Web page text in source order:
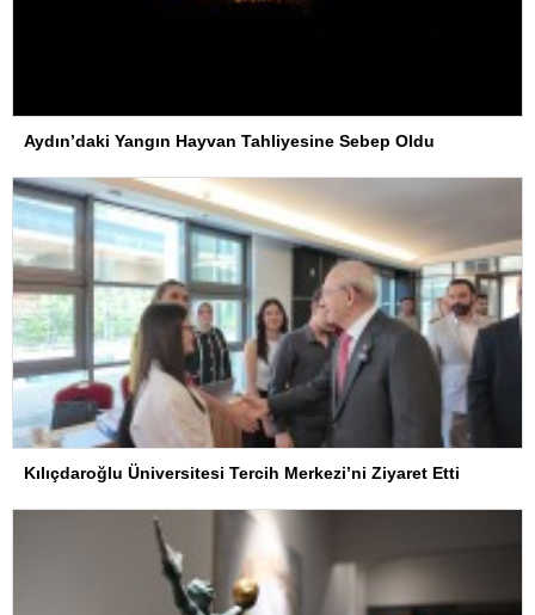
Aydın’daki Yangın Hayvan Tahliyesine Sebep Oldu
Kılıçdaroğlu Üniversitesi Tercih Merkezi’ni Ziyaret Etti